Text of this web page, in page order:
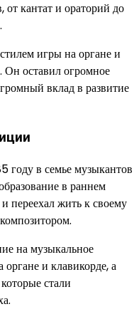
кантат и ораторий до
игры на органе и
оставил огромное
вклад в развитие
году в семье музыкантов
в раннем
переехал жить к своему
на музыкальное
и клавикорде, а
стали